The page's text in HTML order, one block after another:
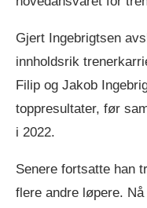
Gjert Ingebrigtsen
innholdsrik
Filip og Jakob
toppresultater, før
i 2022.
Senere fortsatte han
flere andre løpere.